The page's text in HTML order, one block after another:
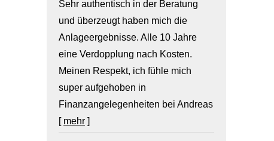
Sehr authentisch in der Beratung
und überzeugt haben mich die
Anlageergebnisse. Alle 10 Jahre
eine Verdopplung nach Kosten.
Meinen Respekt, ich fühle mich
super aufgehoben in
Finanzangelegenheiten bei Andreas
[ mehr ]